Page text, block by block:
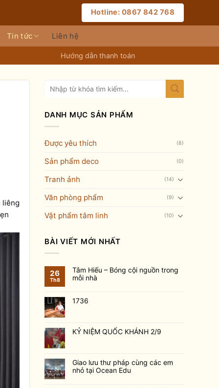
Hotline: 0867 842 768
Tin tức Liên hệ
Hướng dẫn thanh toán
liêng
DANH MỤC SẢN PHẨM
Được yêu thích (8)
Sản phẩm deco (0)
Tranh ảnh (14)
Văn phòng phẩm (9)
Vật phẩm tâm linh (10)
BÀI VIẾT MỚI NHẤT
26
Th8
Tâm Hiếu – Bóng cội nguồn trong
mỗi nhà
1736
KỶ NIỆM QUỐC KHÁNH 2/9
Giao lưu thư pháp cùng các em
nhỏ tại Ocean Edu